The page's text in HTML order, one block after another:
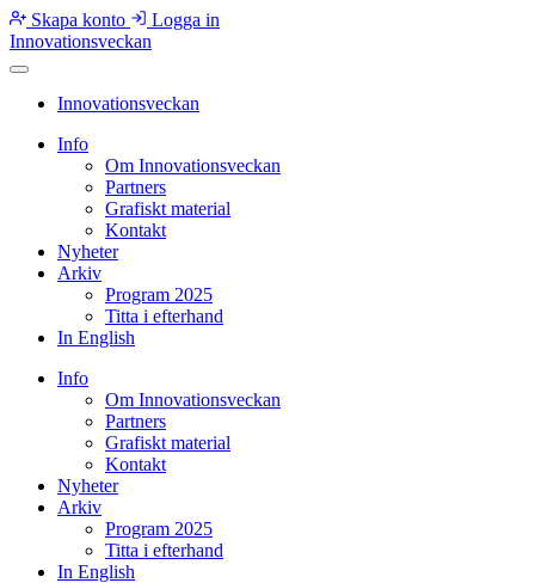
Skapa konto
Logga in
Innovationsveckan
Innovationsveckan
Info
Om Innovationsveckan
Partners
Grafiskt material
Kontakt
Nyheter
Arkiv
Program 2025
Titta i efterhand
In English
Info
Om Innovationsveckan
Partners
Grafiskt material
Kontakt
Nyheter
Arkiv
Program 2025
Titta i efterhand
In English